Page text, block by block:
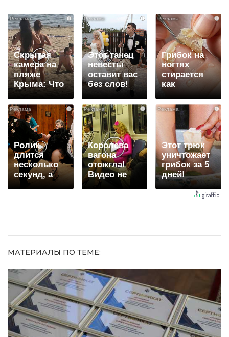
i
Скрытая
камера на
пляже
Крыма: Что
люди
вытворяют,
когда их не
видят...
i
Этот танец
невесты
оставит вас
без слов!
Пересмотрела
10 раз
i
Грибок на
ногтях
стирается
как
ластиком!
Простой
домашний
метод
i
Ролик
длится
несколько
секунд, а
смеяться
i
Королева
вагона
отожгла!
Видео не
оставит
i
Этот трюк
уничтожает
грибок за 5
дней!
МАТЕРИАЛЫ ПО ТЕМЕ: